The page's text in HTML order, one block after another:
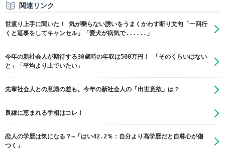
関連リンク
世渡り上手に聞いた！ 気が乗らない誘いをうまくかわす断り文句「一回行
くと返事をしてキャンセル」「愛犬が病気で......」
今年の新社会人が期待する30歳時の年収は500万円！ 「そのくらいはない
と」「平均より上でいたい」
先輩社会人との意識の差も。今年の新社会人の「出世意欲」は？
良縁に恵まれる手相はコレ！
恋人の学歴は気になる？→「はい42.2％：自分より高学歴だと自尊心が傷
つく」